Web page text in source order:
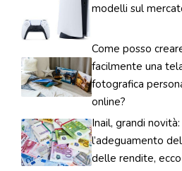
modelli sul
Come posso
facilmente una
fotografica
online?
Inail, grandi
l’adeguamento
delle rendite,